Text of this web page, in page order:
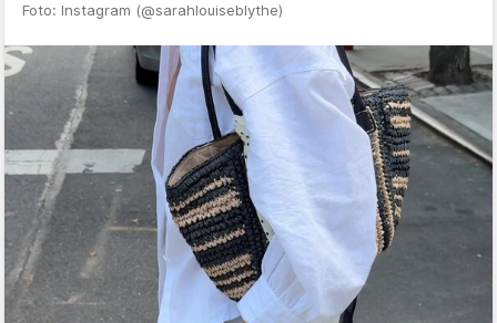
Foto: Instagram (@sarahlouiseblythe)